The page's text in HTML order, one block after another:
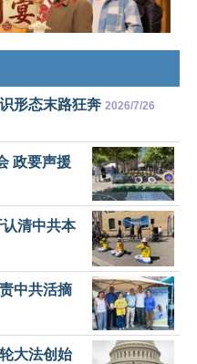
形态末路狂奔 2026/7/26
政要声援
清中共本
中共活摘
大法创始